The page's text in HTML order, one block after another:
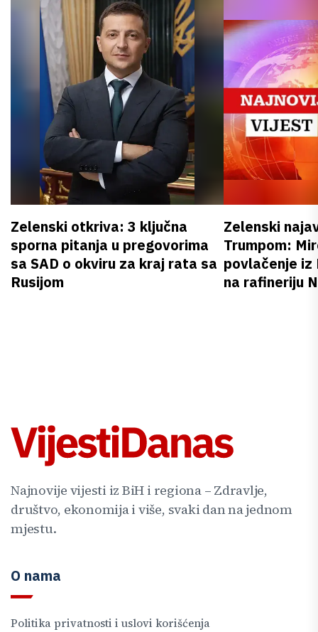
Zelenski otkriva: 3 ključna
sporna pitanja u pregovorima
sa SAD o okviru za kraj rata sa
Rusijom
Zelenski
Trumpom:
povlačenje iz
na rafineriju
Najnovije vijesti iz BiH i regiona – Zdravlje,
društvo, ekonomija i više, svaki dan na jednom
mjestu.
O nama
Politika privatnosti i uslovi korišćenja